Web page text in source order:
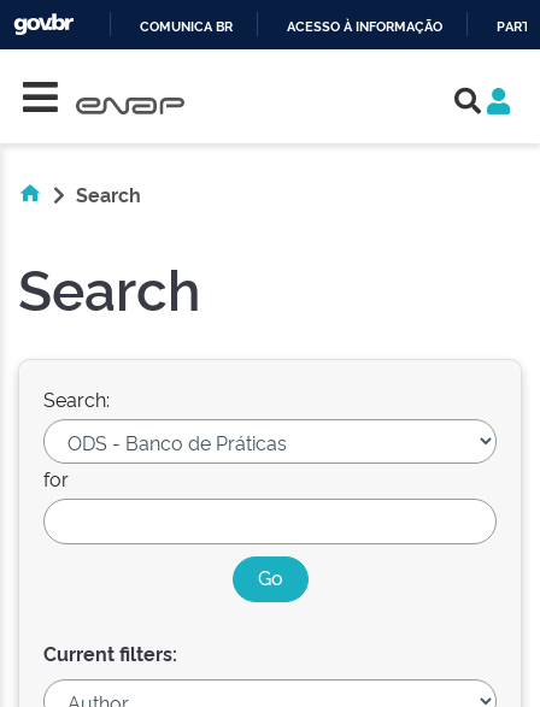
COMUNICA BR ACESSO À INFORMAÇÃO
Search
Search
Search:
for
Current filters: